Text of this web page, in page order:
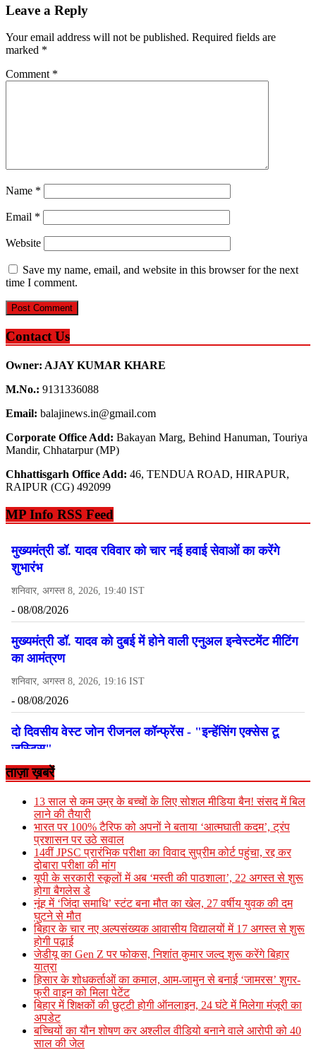
Leave a Reply
Your email address will not be published. Required fields are
marked *
Comment *
Name *
Email *
Website
Save my name, email, and website in this browser for the next
time I comment.
Contact Us
Owner: AJAY KUMAR KHARE
M.No.: 9131336088
Email: balajinews.in@gmail.com
Corporate Office Add: Bakayan Marg, Behind Hanuman, Touriya
Mandir, Chhatarpur (MP)
Chhattisgarh Office Add: 46, TENDUA ROAD, HIRAPUR,
RAIPUR (CG) 492099
MP Info RSS Feed
ताज़ा ख़बरें
13 साल से कम उम्र के बच्चों के लिए सोशल मीडिया बैन! संसद में बिल
लाने की तैयारी
भारत पर 100% टैरिफ को अपनों ने बताया ‘आत्मघाती कदम’, ट्रंप
प्रशासन पर उठे सवाल
14वीं JPSC प्रारंभिक परीक्षा का विवाद सुप्रीम कोर्ट पहुंचा, रद्द कर
दोबारा परीक्षा की मांग
यूपी के सरकारी स्कूलों में अब ‘मस्ती की पाठशाला’, 22 अगस्त से शुरू
होगा बैगलेस डे
नूंह में ‘जिंदा समाधि’ स्टंट बना मौत का खेल, 27 वर्षीय युवक की दम
घुटने से मौत
बिहार के चार नए अल्पसंख्यक आवासीय विद्यालयों में 17 अगस्त से शुरू
होगी पढ़ाई
जेडीयू का Gen Z पर फोकस, निशांत कुमार जल्द शुरू करेंगे बिहार
यात्रा
हिसार के शोधकर्ताओं का कमाल, आम-जामुन से बनाई ‘जामरस’ शुगर-
फ्री वाइन को मिला पेटेंट
बिहार में शिक्षकों की छुट्टी होगी ऑनलाइन, 24 घंटे में मिलेगा मंजूरी का
अपडेट
बच्चियों का यौन शोषण कर अश्लील वीडियो बनाने वाले आरोपी को 40
साल की जेल